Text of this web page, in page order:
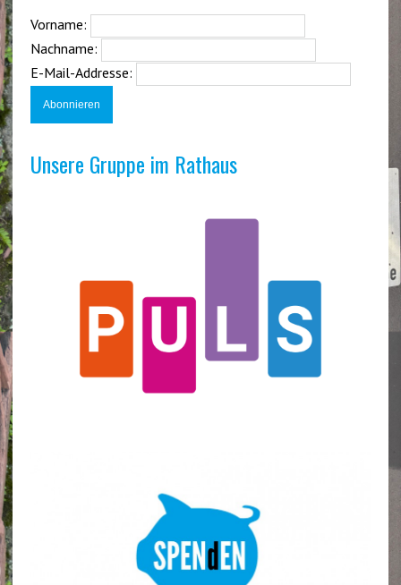
Vorname:
Nachname:
E-Mail-Addresse:
Unsere Gruppe im Rathaus